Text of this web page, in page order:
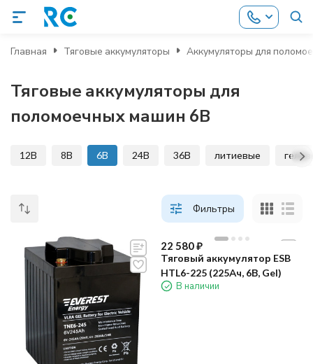
Главная Тяговые аккумуляторы Аккумуляторы для
Тяговые аккумуляторы для
поломоечных машин 6В
12В 8В 6В 24В 36В литиевые
Фильтры
22 580₽
Тяговый аккумулятор ESB
HTL6-225 (225Ач, 6В, Gel)
В наличии